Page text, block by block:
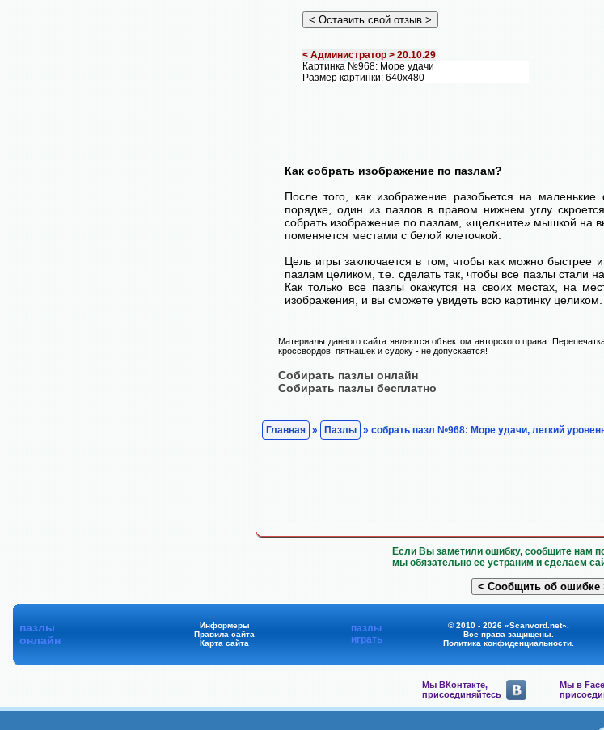
< Администратор > 20.10.29
Картинка №968: Море удачи
Размер картинки: 640х480
Как собрать изображение по пазлам?
После того, как изображение разобьется на
порядке, один из пазлов в правом нижнем углу
собрать изображение по пазлам, «щелкните» мышкой на
поменяется местами с белой клеточкой.
Цель игры заключается в том, чтобы как можно быстрее
пазлам целиком, т.е. сделать так, чтобы все пазлы стали
Как только все пазлы окажутся на своих местах, на
изображения, и вы сможете увидеть всю картинку целиком.
Материалы данного сайта являются объектом авторского права.
кроссвордов, пятнашек и судоку - не допускается!
Собирать пазлы онлайн
Собирать пазлы бесплатно
Главная » Пазлы » собрать пазл №968: Море удачи, легкий
Если Вы заметили ошибку, сообщите нам
мы обязательно ее устраним и сделаем
пазлы
онлайн
Информеры
Правила сайта
Карта сайта
пазлы
играть
© 2010 - 2026 «Scanvord.net».
Все права защищены.
Политика конфиденциальности.
Мы ВКонтакте,
присоединяйтесь
Мы в